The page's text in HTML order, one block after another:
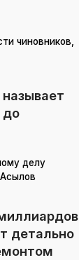
чиновников,
делу
детально